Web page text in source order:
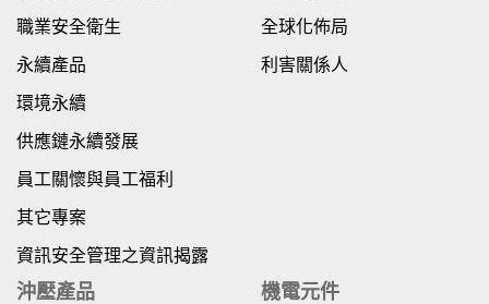
職業安全衛生
永續產品
環境永續
供應鏈永續發展
員工關懷與員工福利
其它專案
資訊安全管理之資訊揭露
全球化佈局
利害關係人
沖壓產品 機電元件